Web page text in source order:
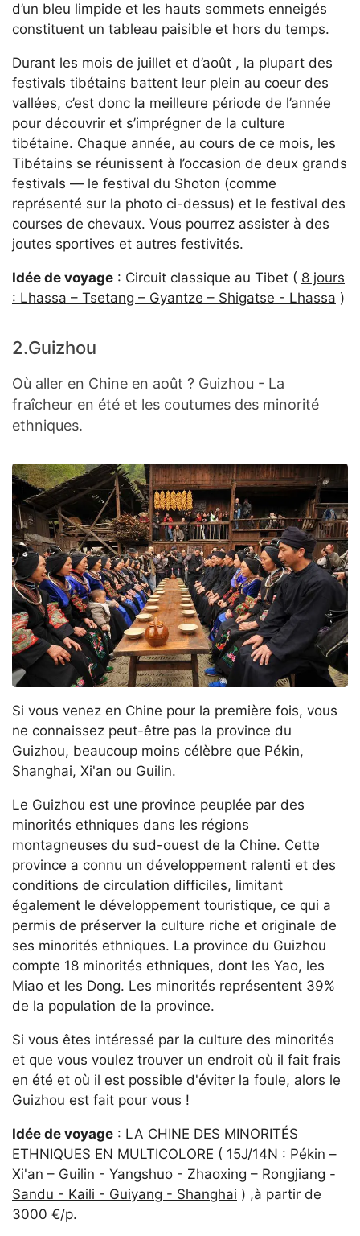
d’un bleu limpide et les hauts sommets enneigés
constituent un tableau paisible et hors du temps.
Durant les mois de juillet et d’août , la plupart des
festivals tibétains battent leur plein au coeur des
vallées, c’est donc la meilleure période de l’année
pour découvrir et s’imprégner de la culture
tibétaine. Chaque année, au cours de ce mois, les
Tibétains se réunissent à l’occasion de deux grands
festivals — le festival du Shoton (comme
représenté sur la photo ci-dessus) et le festival des
courses de chevaux. Vous pourrez assister à des
joutes sportives et autres festivités.
Idée de voyage : Circuit classique au Tibet ( 8 jours
: Lhassa – Tsetang – Gyantze – Shigatse - Lhassa )
2.Guizhou
Où aller en Chine en août ? Guizhou - La
fraîcheur en été et les coutumes des minorité
ethniques.
Si vous venez en Chine pour la première fois, vous
ne connaissez peut-être pas la province du
Guizhou, beaucoup moins célèbre que Pékin,
Shanghai, Xi'an ou Guilin.
Le Guizhou est une province peuplée par des
minorités ethniques dans les régions
montagneuses du sud-ouest de la Chine. Cette
province a connu un développement ralenti et des
conditions de circulation difficiles, limitant
également le développement touristique, ce qui a
permis de préserver la culture riche et originale de
ses minorités ethniques. La province du Guizhou
compte 18 minorités ethniques, dont les Yao, les
Miao et les Dong. Les minorités représentent 39%
de la population de la province.
Si vous êtes intéressé par la culture des minorités
et que vous voulez trouver un endroit où il fait frais
en été et où il est possible d'éviter la foule, alors le
Guizhou est fait pour vous !
Idée de voyage : LA CHINE DES MINORITÉS
ETHNIQUES EN MULTICOLORE ( 15J/14N : Pékin –
Xi'an – Guilin - Yangshuo - Zhaoxing – Rongjiang -
Sandu - Kaili - Guiyang - Shanghai ) ,à partir de
3000 €/p.